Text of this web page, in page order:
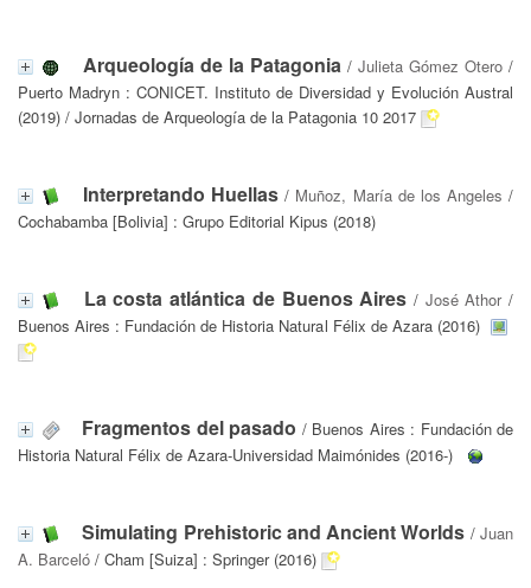
Arqueología de la Patagonia / Julieta Gómez Otero /
Puerto Madryn : CONICET. Instituto de Diversidad y Evolución Austral
(2019) / Jornadas de Arqueología de la Patagonia 10 2017
Interpretando Huellas / Muñoz, María de los Angeles /
Cochabamba [Bolivia] : Grupo Editorial Kipus (2018)
La costa atlántica de Buenos Aires / José Athor/
Buenos Aires : Fundación de Historia Natural Félix de Azara (2016)
Fragmentos del pasado / Buenos Aires : Fundación de
Historia Natural Félix de Azara-Universidad Maimónides (2016-)
Simulating Prehistoric and Ancient Worlds /Juan
A. Barceló / Cham [Suiza] : Springer (2016)